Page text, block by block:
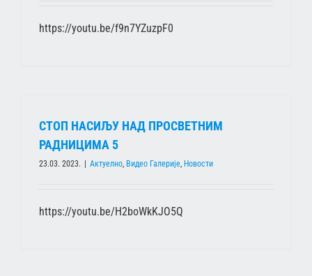
https://youtu.be/f9n7YZuzpF0
СТОП НАСИЉУ НАД ПРОСВЕТНИМ
РАДНИЦИМА 5
23.03. 2023. Актуелно, Видео Галерије, Новости
https://youtu.be/H2boWkKJO5Q